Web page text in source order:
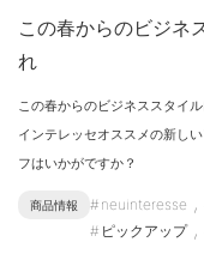
この春からのビジネ
れ
この春からのビジネススタイ
インテレッセオススメの新し
フはいかがですか？
商品情報 neuinteresse ,
ピックアップ,